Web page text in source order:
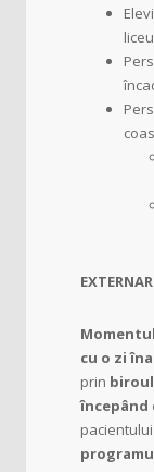
cu o zi
prin
începând